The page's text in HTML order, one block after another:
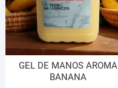
GEL DE MANOS AROMA
BANANA